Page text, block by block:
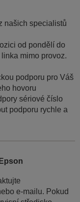
našich specialistů
od pondělí do
mimo provoz.
podporu pro Váš
hovoru
sériové číslo
podporu rychle a
e-mailu. Pokud